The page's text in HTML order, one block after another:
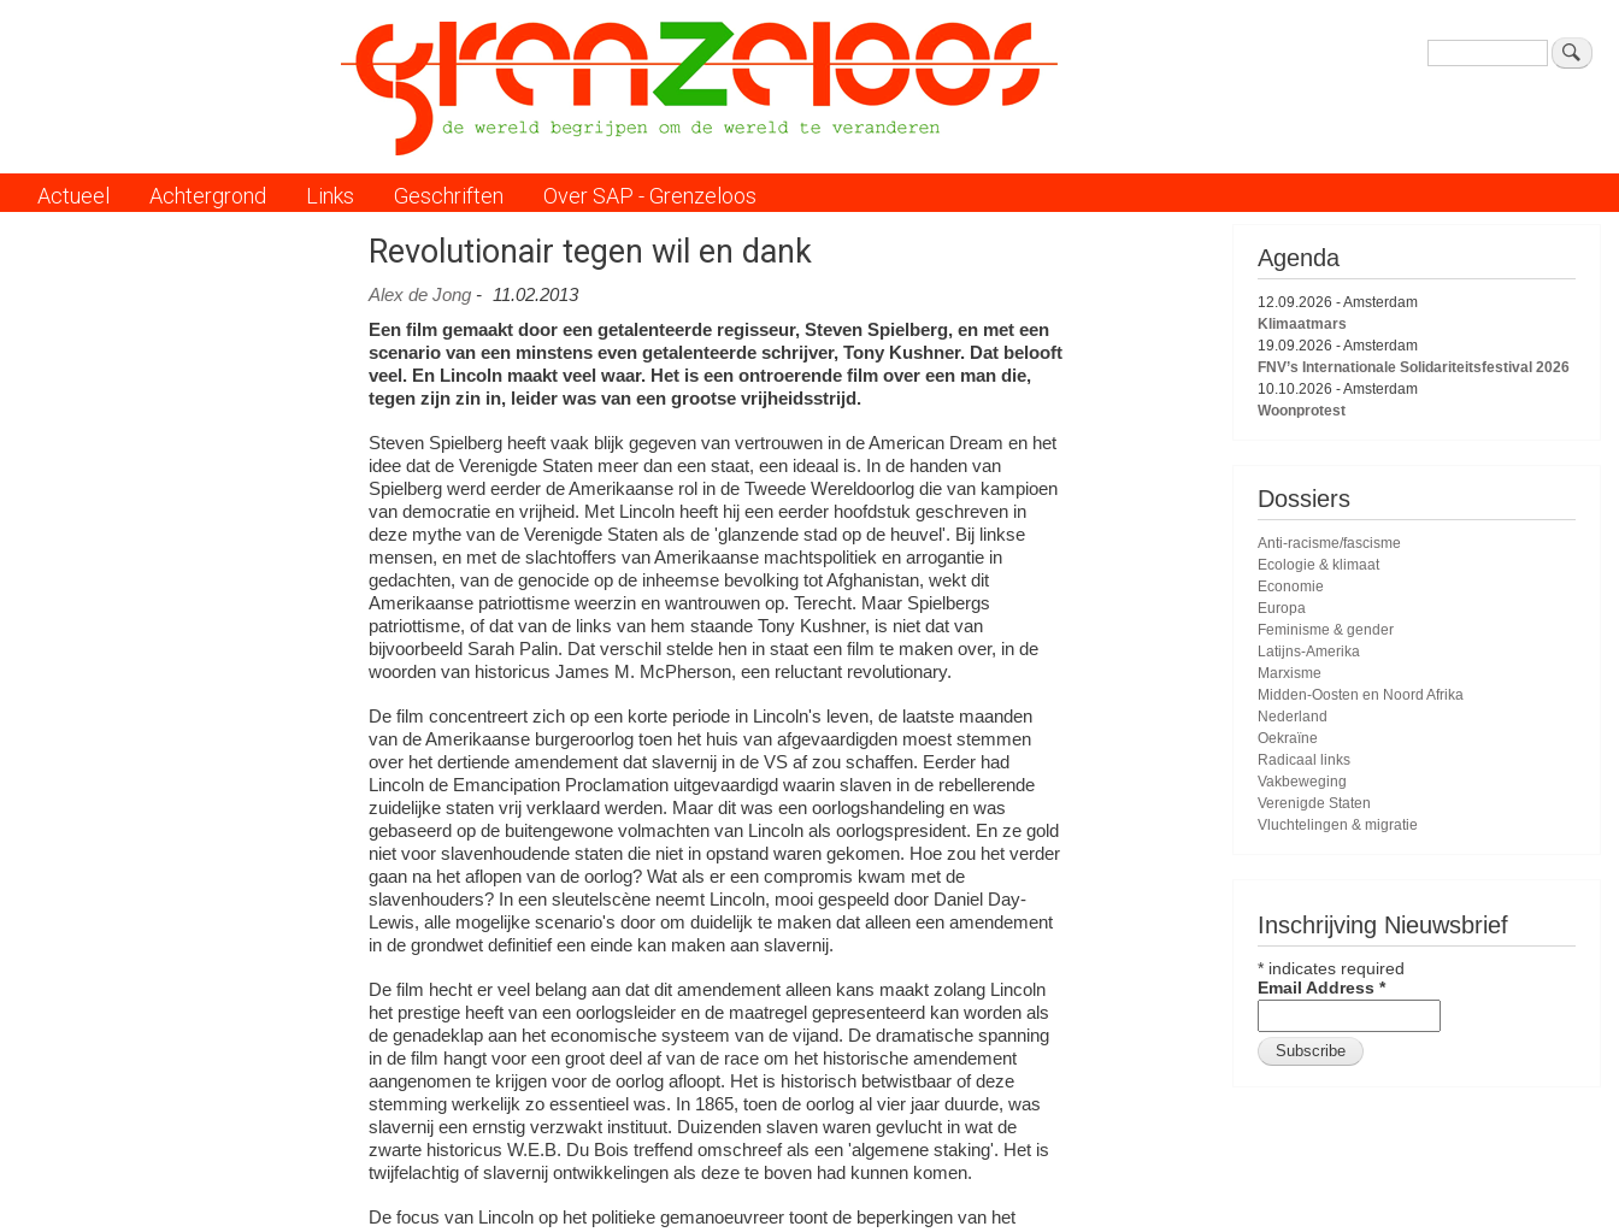
naar
inhoud
Zoeken
MenuActueel Achtergrond Links Geschriften Over SAP - Grenzeloos
Revolutionair tegen wil en dank
Alex de Jong- 11.02.2013
Een film gemaakt door een getalenteerde regisseur, Steven Spielberg, en met een
scenario van een minstens even getalenteerde schrijver, Tony Kushner. Dat belooft
veel. En Lincoln maakt veel waar. Het is een ontroerende film over een man die,
tegen zijn zin in, leider was van een grootse vrijheidsstrijd.
Steven Spielberg heeft vaak blijk gegeven van vertrouwen in de American Dream en het
idee dat de Verenigde Staten meer dan een staat, een ideaal is. In de handen van
Spielberg werd eerder de Amerikaanse rol in de Tweede Wereldoorlog die van kampioen
van democratie en vrijheid. Met Lincoln heeft hij een eerder hoofdstuk geschreven in
deze mythe van de Verenigde Staten als de 'glanzende stad op de heuvel'. Bij linkse
mensen, en met de slachtoffers van Amerikaanse machtspolitiek en arrogantie in
gedachten, van de genocide op de inheemse bevolking tot Afghanistan, wekt dit
Amerikaanse patriottisme weerzin en wantrouwen op. Terecht. Maar Spielbergs
patriottisme, of dat van de links van hem staande Tony Kushner, is niet dat van
bijvoorbeeld Sarah Palin. Dat verschil stelde hen in staat een film te maken over, in de
woorden van historicus James M. McPherson, een reluctant revolutionary.
De film concentreert zich op een korte periode in Lincoln's leven, de laatste maanden
van de Amerikaanse burgeroorlog toen het huis van afgevaardigden moest stemmen
over het dertiende amendement dat slavernij in de VS af zou schaffen. Eerder had
Lincoln de Emancipation Proclamation uitgevaardigd waarin slaven in de rebellerende
zuidelijke staten vrij verklaard werden. Maar dit was een oorlogshandeling en was
gebaseerd op de buitengewone volmachten van Lincoln als oorlogspresident. En ze gold
niet voor slavenhoudende staten die niet in opstand waren gekomen. Hoe zou het verder
gaan na het aflopen van de oorlog? Wat als er een compromis kwam met de
slavenhouders? In een sleutelscène neemt Lincoln, mooi gespeeld door Daniel Day-
Lewis, alle mogelijke scenario's door om duidelijk te maken dat alleen een amendement
in de grondwet definitief een einde kan maken aan slavernij.
De film hecht er veel belang aan dat dit amendement alleen kans maakt zolang Lincoln
het prestige heeft van een oorlogsleider en de maatregel gepresenteerd kan worden als
de genadeklap aan het economische systeem van de vijand. De dramatische spanning
in de film hangt voor een groot deel af van de race om het historische amendement
aangenomen te krijgen voor de oorlog afloopt. Het is historisch betwistbaar of deze
stemming werkelijk zo essentieel was. In 1865, toen de oorlog al vier jaar duurde, was
slavernij een ernstig verzwakt instituut. Duizenden slaven waren gevlucht in wat de
zwarte historicus W.E.B. Du Bois treffend omschreef als een 'algemene staking'. Het is
twijfelachtig of slavernij ontwikkelingen als deze te boven had kunnen komen.
De focus van Lincoln op het politieke gemanoeuvreer toont de beperkingen van het
Agenda
12.09.2026 -Amsterdam
Klimaatmars
19.09.2026 -Amsterdam
FNV’s Internationale Solidariteitsfestival 2026
10.10.2026 -Amsterdam
Woonprotest
Dossiers
Anti-racisme/fascisme
Ecologie & klimaat
Economie
Europa
Feminisme & gender
Latijns-Amerika
Marxisme
Midden-Oosten en Noord Afrika
Nederland
Oekraïne
Radicaal links
Vakbeweging
Verenigde Staten
Vluchtelingen & migratie
Inschrijving Nieuwsbrief
* indicates required
Email Address *